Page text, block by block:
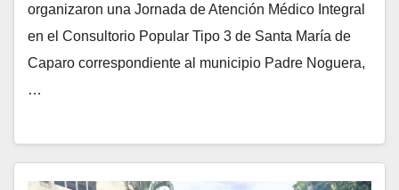
organizaron una Jornada de Atención Médico Integral
en el Consultorio Popular Tipo 3 de Santa María de
Caparo correspondiente al municipio Padre Noguera,
…